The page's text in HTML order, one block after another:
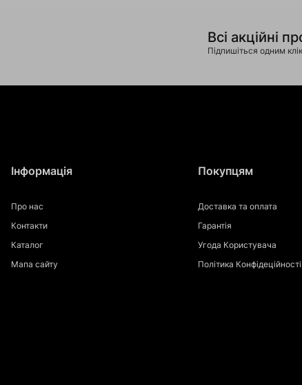
Всі акційні
Підпишіться одним
Інформація
Про нас
Контакти
Каталог
Мапа сайту
Покупцям
Доставка та оплата
Гарантія
Угода Користувача
Політика Конфідеційності